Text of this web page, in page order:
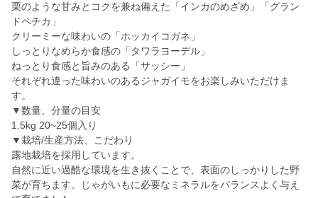
栗のような甘みとコクを兼ね備えた「インカのめざめ」「グラン
ドペチカ」
クリーミーな味わいの「ホッカイコガネ」
しっとりなめらか食感の「タワラヨーデル」
ねっとり食感と旨みのある「サッシー」
それぞれ違った味わいのあるジャガイモをお楽しみいただけま
す。
▼数量、分量の目安
1.5kg 20~25個入り
▼栽培/生産方法、こだわり
露地栽培を採用しています。
自然に近い過酷な環境を生き抜くことで、表面のしっかりした野
菜が育ちます。じゃがいもに必要なミネラルをバランスよく与え